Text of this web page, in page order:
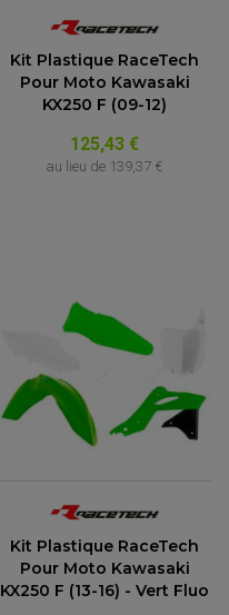
Kit Plastique RaceTech
Pour Moto Kawasaki
KX250 F (09-12)
125,43 €
au lieu de 139,37 €
Kit Plastique RaceTech
Pour Moto Kawasaki
KX250 F (13-16) - Vert Fluo